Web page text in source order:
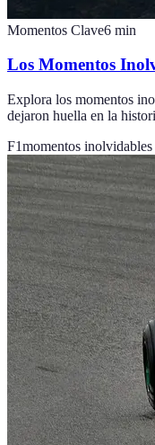
Momentos Clave6 min
Los Momentos
Explora los momentos
dejaron huella en la
F1momentos inolvidables